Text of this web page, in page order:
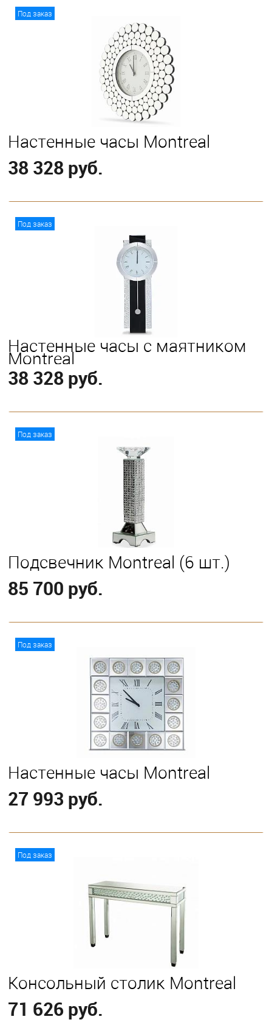
Под заказ
Настенные часы Montreal
38 328 руб.
Под заказ
Настенные часы с маятником
Montreal
38 328 руб.
Под заказ
Подсвечник Montreal (6 шт.)
85 700 руб.
Под заказ
Настенные часы Montreal
27 993 руб.
Под заказ
Консольный столик Montreal
71 626 руб.